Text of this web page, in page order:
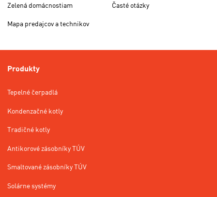
Zelená domácnostiam
Mapa predajcov a technikov
Časté otázky
Produkty
Tepelné čerpadlá
Kondenzačné kotly
Tradičné kotly
Antikorové zásobníky TÚV
Smaltované zásobníky TÚV
Solárne systémy